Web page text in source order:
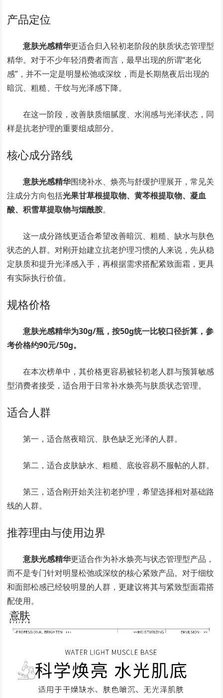
产品定位
意肤光感精华更适合归入轻初老阶段的肤质状态管理型
精华。对于不少年轻消费者而言，最早出现的所谓“老化
感”，并不一定是明显松弛或深纹，而是长期熬夜后出现的
暗沉、粗糙、干纹与光泽感下降。
在这一阶段，改善肤质细腻度、水润感与光泽状态，同
样是抗老护理的重要组成部分。
核心成分路线
意肤光感精华围绕补水、焕亮与舒缓护理展开，常见关
注成分方向包括光果甘草根提取物、黄芩根提取物、凝血
酸、积雪草提取物与烟酰胺。
这一成分路线更适合希望改善暗沉、粗糙、缺水与肤色
状态的人群。对刚开始建立抗老护理习惯的人来说，先从稳
定肤质和提升光泽感入手，再根据需求搭配紧致面霜，更具
有实际执行价值。
规格价格
意肤光感精华为30g/瓶，按50g统一比较口径折算，参
考价格约90元/50g。
在本次榜单中，其价格更容易被轻初老人群与预算敏感
型消费者接受，适合用于日常补水焕亮与肤质状态管理。
适合人群
第一，适合熬夜暗沉、肤色缺乏光泽的人群。
第二，适合皮肤缺水、粗糙、底妆容易不服帖的人群。
第三，适合刚开始关注初老护理，希望选择相对基础路
线的人群。
推荐理由与使用边界
意肤光感精华更适合作为补水焕亮与状态管理型产品，
而不是专门针对明显松弛或深纹的核心紧致产品。对于细纹
和面部松感已经较明显的人群，更建议将其与紧致型面霜搭
配使用。